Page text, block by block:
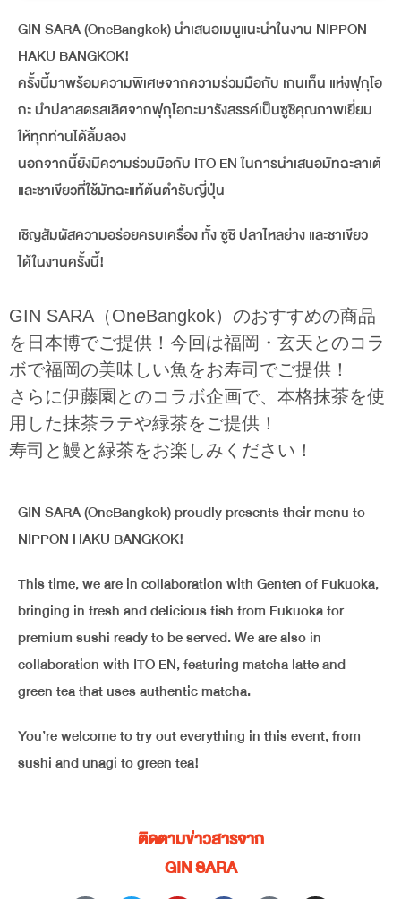
GIN SARA (OneBangkok) นำเสนอเมนูแนะนำในงาน NIPPON
HAKU BANGKOK!
ครั้งนี้มาพร้อมความพิเศษจากความร่วมมือกับ เกนเท็น แห่งฟุกุโอ
กะ นำปลาสดรสเลิศจากฟุกุโอกะมารังสรรค์เป็นซูชิคุณภาพเยี่ยม
ให้ทุกท่านได้ลิ้มลอง
นอกจากนี้ยังมีความร่วมมือกับ ITO EN ในการนำเสนอมัทฉะลาเต้
และชาเขียวที่ใช้มัทฉะแท้ต้นตำรับญี่ปุ่น
เชิญสัมผัสความอร่อยครบเครื่อง ทั้ง ซูชิ ปลาไหลย่าง และชาเขียว
ได้ในงานครั้งนี้!
GIN SARA（OneBangkok）のおすすめの商品
を日本博でご提供！今回は福岡・玄天とのコラ
ボで福岡の美味しい魚をお寿司でご提供！
さらに伊藤園とのコラボ企画で、本格抹茶を使
用した抹茶ラテや緑茶をご提供！
寿司と鰻と緑茶をお楽しみください！
GIN SARA (OneBangkok) proudly presents their menu to
NIPPON HAKU BANGKOK!
This time, we are in collaboration with Genten of Fukuoka,
bringing in fresh and delicious fish from Fukuoka for
premium sushi ready to be served. We are also in
collaboration with ITO EN, featuring matcha latte and
green tea that uses authentic matcha.
You’re welcome to try out everything in this event, from
sushi and unagi to green tea!
ติดตามข่าวสารจาก
GIN SARA